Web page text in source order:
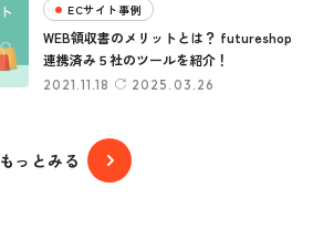
ECサイト事例
2021.11.18 2025.03.26
WEB領収書のメリットとは？ futureshop
連携済み５社のツールを紹介！
もっとみる